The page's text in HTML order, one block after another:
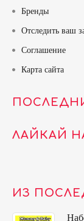
Бренды
Отследить ваш
Соглашение
Карта сайта
ЛАЙКАЙ
ИЗ